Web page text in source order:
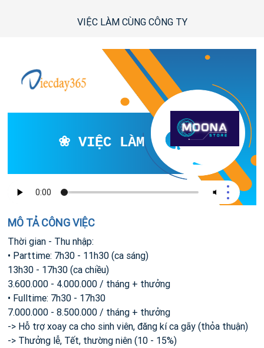
VIỆC LÀM CÙNG CÔNG TY
❀ VIỆC LÀM SINH VIÊN - TƯ
MÔ TẢ CÔNG VIỆC
Thời gian - Thu nhập:
• Parttime: 7h30 - 11h30 (ca sáng)
13h30 - 17h30 (ca chiều)
3.600.000 - 4.000.000 / tháng + thưởng
• Fulltime: 7h30 - 17h30
7.000.000 - 8.500.000 / tháng + thưởng
-> Hỗ trợ xoay ca cho sinh viên, đăng kí ca gãy (thỏa thuận)
-> Thưởng lễ, Tết, thường niên (10 - 15%)